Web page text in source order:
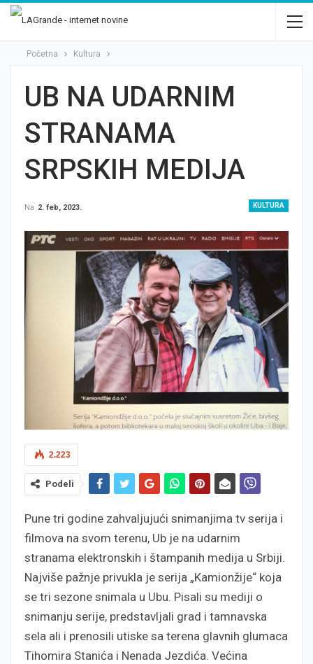
Početna Kultura
UB NA UDARNIM
STRANAMA
SRPSKIH MEDIJA
KULTURA
Na 2. feb, 2023.
2.223
Podeli
Pune tri godine zahvaljujući snimanjima tv serija i
filmova na svom terenu, Ub je na udarnim
stranama elektronskih i štampanih medija u Srbiji.
Najviše pažnje privukla je serija „Kamionžije“ koja
se tri sezone snimala u Ubu. Pisali su mediji o
snimanju serije, predstavljali grad i tamnavska
sela ali i prenosili utiske sa terena glavnih glumaca
Tihomira Stanića i Nenada Jezdića. Većina